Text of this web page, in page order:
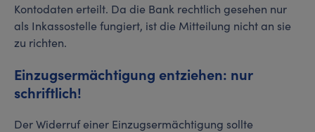
Kontodaten erteilt. Da die Bank rechtlich gesehen nur
als Inkassostelle fungiert, ist die Mitteilung nicht an sie
zu richten.
Einzugsermächtigung entziehen: nur
schriftlich!
Der Widerruf einer Einzugsermächtigung sollte